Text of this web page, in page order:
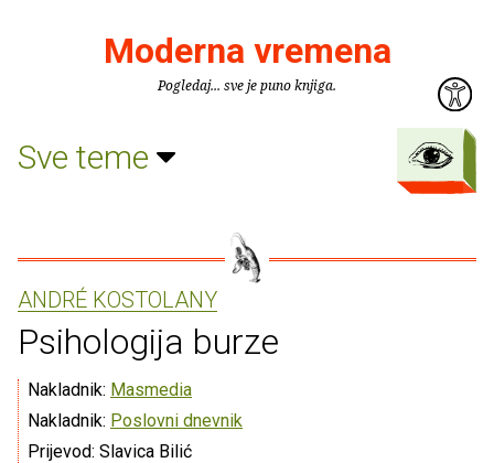
Moderna vremena
Pogledaj... sve je puno knjiga.
Sve teme
ANDRÉ KOSTOLANY
Psihologija burze
Nakladnik: Masmedia
Nakladnik: Poslovni dnevnik
Prijevod: Slavica Bilić